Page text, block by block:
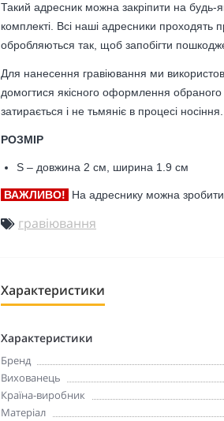
Такий адресник можна закріпити на
комплекті. Всі наші адресники проходять
обробляються так, щоб запобігти
Для нанесення гравіювання ми
домогтися якісного оформлення
затирається і не тьмяніє в процесі носіння.
РОЗМІР
S – довжина 2 см, ширина 1.9 см
ВАЖЛИВО! На адреснику можна зробити
гравіювання
Характеристики
Характеристики
Бренд
Вихованець
Країна-виробник
Матеріал